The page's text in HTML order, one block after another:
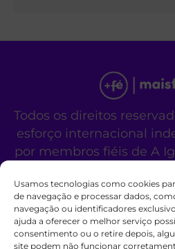
Usamos tecnologias como cookies
de navegação e processar dados,
navegação ou identificadores
ajuda a oferecer o melhor serviço
consentimento ou o retire depois,
site podem não funcionar
Todos os direitos
esforço internacional
por membros fiéis de A
Este site não é um site
religiosa
Fale Conosco